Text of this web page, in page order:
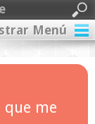
Menú
que me